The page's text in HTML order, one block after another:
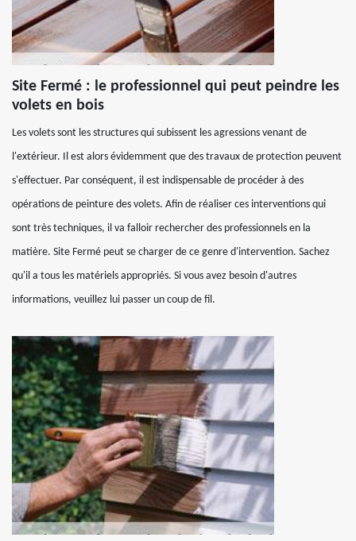
Site Fermé : le professionnel qui peut peindre les
volets en bois
Les volets sont les structures qui subissent les agressions venant de
l'extérieur. Il est alors évidemment que des travaux de protection peuvent
s'effectuer. Par conséquent, il est indispensable de procéder à des
opérations de peinture des volets. Afin de réaliser ces interventions qui
sont très techniques, il va falloir rechercher des professionnels en la
matière. Site Fermé peut se charger de ce genre d'intervention. Sachez
qu'il a tous les matériels appropriés. Si vous avez besoin d'autres
informations, veuillez lui passer un coup de fil.